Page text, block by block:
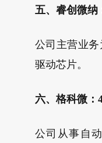
五、睿创微纳
公司主营业
驱动芯片。
六、格科微：
公司从事自